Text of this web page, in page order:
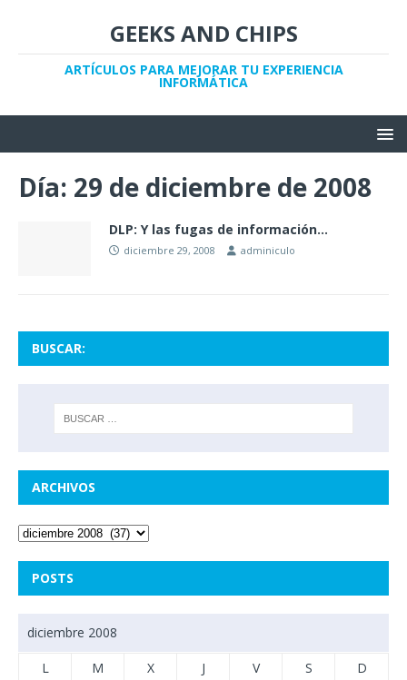
GEEKS AND CHIPS
ARTÍCULOS PARA MEJORAR TU EXPERIENCIA
INFORMÁTICA
Día: 29 de diciembre de 2008
DLP: Y las fugas de información…
diciembre 29, 2008 adminiculo
BUSCAR:
ARCHIVOS
POSTS
diciembre 2008
L M X J V S
D